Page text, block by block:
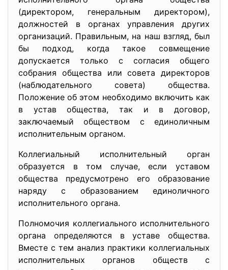
(директором, генеральным директором),
должностей в органах управления других
организаций. Правильным, на наш взгляд, был
бы подход, когда такое совмещение
допускается только с согласия общего
собрания общества или совета директоров
(наблюдательного совета) общества.
Положение об этом необходимо включить как
в устав общества, так и в договор,
заключаемый обществом с единоличным
исполнительным органом.
Коллегиальный исполнительный орган
образуется в том случае, если уставом
общества предусмотрено его образование
наряду с образованием единоличного
исполнительного органа.
Полномочия коллегиального исполнительного
органа определяются в уставе общества.
Вместе с тем анализ практики коллегиальных
исполнительных органов обществ с